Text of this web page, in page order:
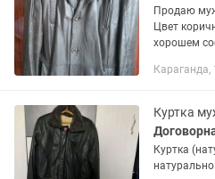
Продаю
Цвет
хорошем
190-192 см.
Караганда,
Куртка